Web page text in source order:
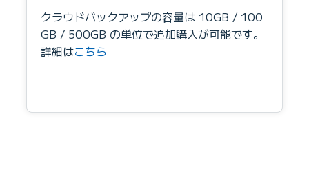
クラウドバックアップの容量は 10GB / 100
GB / 500GB の単位で追加購入が可能です。
詳細はこちら